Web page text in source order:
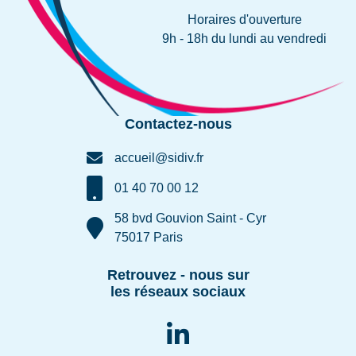
Horaires d'ouverture
9h - 18h du lundi au vendredi
Contactez-nous
accueil@sidiv.fr
01 40 70 00 12
58 bvd Gouvion Saint - Cyr
75017 Paris
Retrouvez - nous sur
les réseaux sociaux